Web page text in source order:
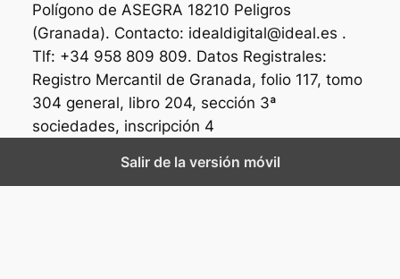
Polígono de ASEGRA 18210 Peligros
(Granada). Contacto: idealdigital@ideal.es .
Tlf: +34 958 809 809. Datos Registrales:
Registro Mercantil de Granada, folio 117, tomo
304 general, libro 204, sección 3ª
sociedades, inscripción 4
Salir de la versión móvil